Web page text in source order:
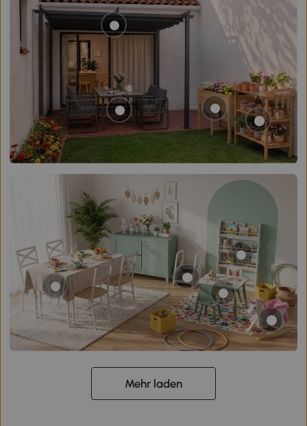
Mehr laden